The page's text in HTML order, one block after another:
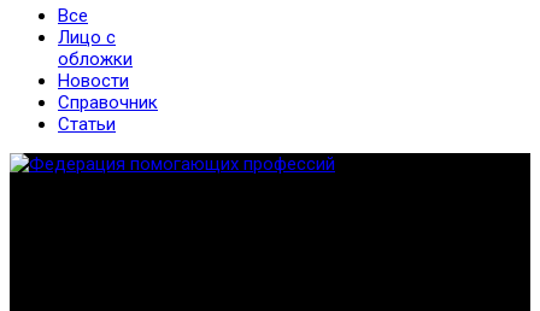
Все
Лицо с
обложки
Новости
Справочник
Статьи